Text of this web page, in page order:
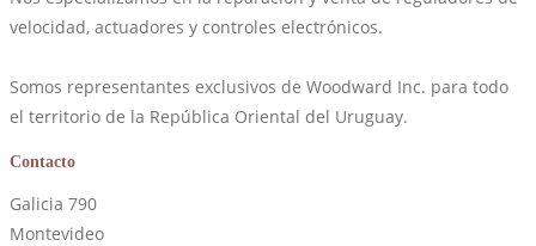
velocidad, actuadores y controles electrónicos.
Somos representantes exclusivos de Woodward Inc. para todo
el territorio de la República Oriental del Uruguay.
Contacto
Galicia 790
Montevideo